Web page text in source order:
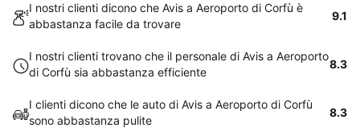
I nostri clienti dicono che Avis a Aeroporto di Corfù è
abbastanza facile da trovare
9.1
I nostri clienti trovano che il personale di Avis a Aeroporto
di Corfù sia abbastanza efficiente
8.3
I clienti dicono che le auto di Avis a Aeroporto di Corfù
sono abbastanza pulite
8.3